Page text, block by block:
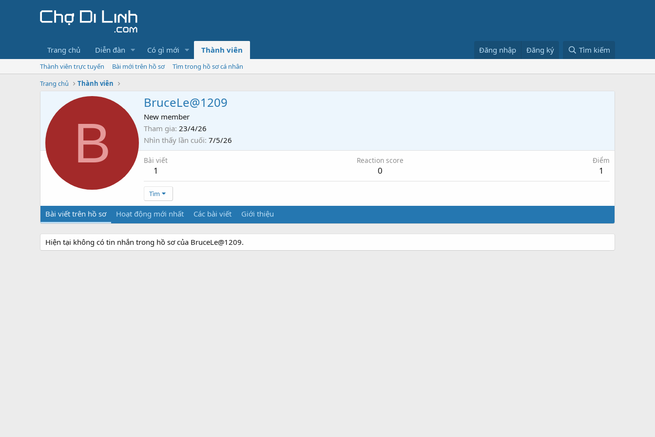
Trang chủ Diễn đàn Có gì mới Thành viên Đăng nhập Đăng ký Tìm kiếm
Thành viên trực tuyến Bài mới trên hồ sơ
Tìm trong hồ sơ cá nhân
Trang chủ
Thành viên
B
BruceLe@1209
New member
Tham gia 23/4/26
Nhìn thấy lần cuối 7/5/26
Bài viết
1
Reaction score
0
Điểm
1
Tìm
Bài viết trên hồ sơ Hoạt động mới nhất Các bài viết Giới thiệu
Hiện tại không có tin nhắn trong hồ sơ của BruceLe@1209.